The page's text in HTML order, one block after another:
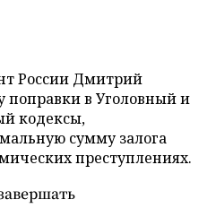
России Дмитрий
поправки в Уголовный и
кодексы,
сумму залога
преступлениях.